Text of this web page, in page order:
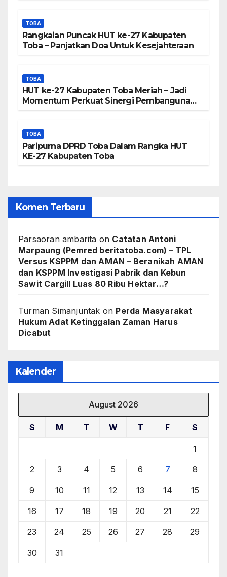
TOBA
Rangkaian Puncak HUT ke-27 Kabupaten
Toba – Panjatkan Doa Untuk Kesejahteraan
TOBA
HUT ke-27 Kabupaten Toba Meriah – Jadi
Momentum Perkuat Sinergi Pembangunan
TOBA
Paripurna DPRD Toba Dalam Rangka HUT
KE-27 Kabupaten Toba
Komen Terbaru
Parsaoran ambarita on Catatan Antoni
Marpaung (Pemred beritatoba.com) – TPL
Versus KSPPM dan AMAN – Beranikah AMAN
dan KSPPM Investigasi Pabrik dan Kebun
Sawit Cargill Luas 80 Ribu Hektar…?
Turman Simanjuntak on Perda Masyarakat
Hukum Adat Ketinggalan Zaman Harus
Dicabut
Kalender
August 2026
S M T W T F S
1
2 3 4 5 6 7 8
9 10 11 12 13 14 15
16 17 18 19 20 21 22
23 24 25 26 27 28 29
30 31